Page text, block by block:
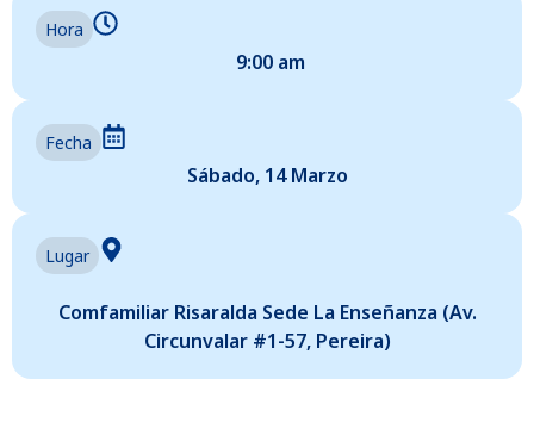
Hora
9:00 am
Fecha
Sábado, 14 Marzo
Lugar
Comfamiliar Risaralda Sede La Enseñanza (Av.
Circunvalar #1-57, Pereira)